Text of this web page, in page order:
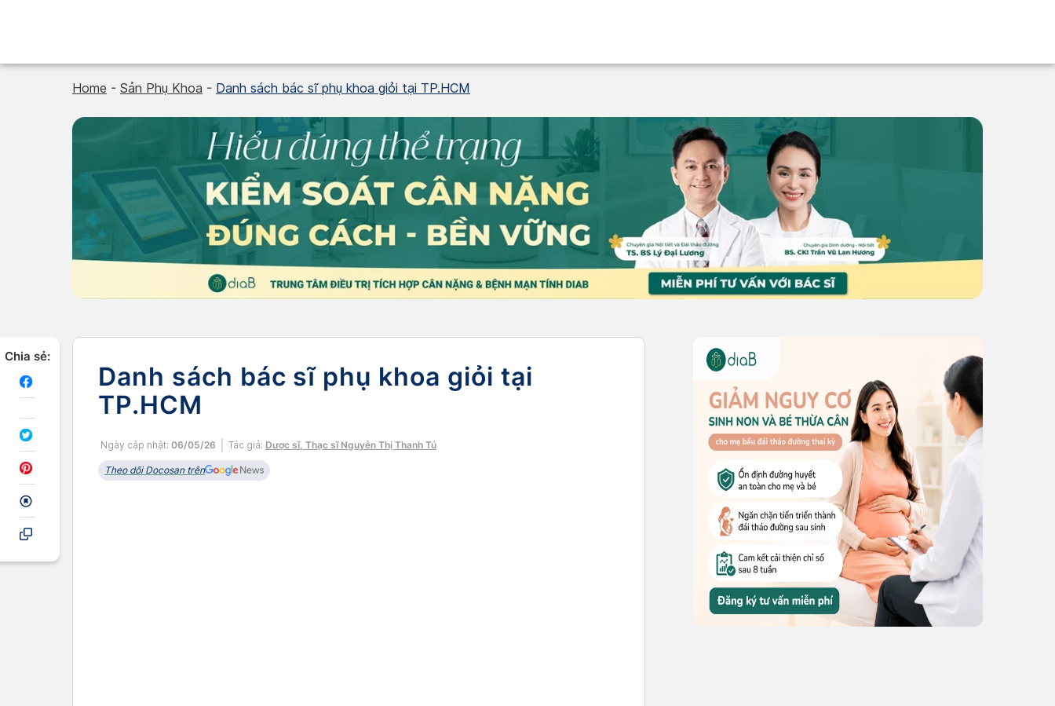
Home - Sản Phụ Khoa - Danh sách bác sĩ phụ khoa giỏi tại TP.HCM
Chia sẻ:
Danh sách bác sĩ phụ khoa giỏi tại
TP.HCM
Ngày cập nhật: 06/05/26 Tác giả: Dược sĩ, Thạc sĩ Nguyễn Thị Thanh Tú
Theo dõi Docosan trên